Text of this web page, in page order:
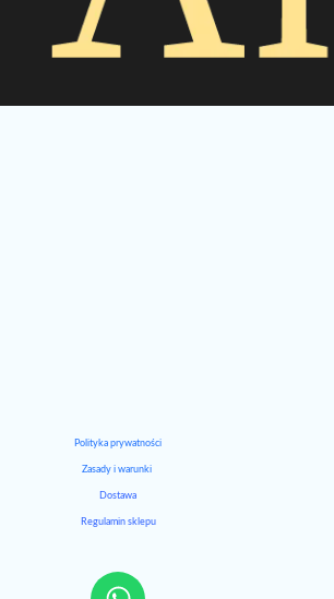
Polityka prywatności
Zasady i warunki
Dostawa
Regulamin sklepu